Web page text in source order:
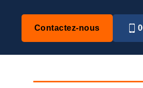
Contactez-nous